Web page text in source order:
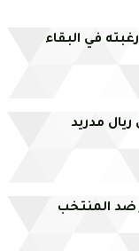
في البقاء
مدريد
ضد المنتخب